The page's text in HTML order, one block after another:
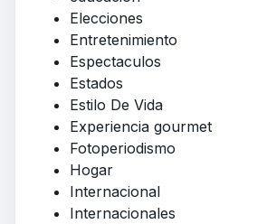
Elecciones
Entretenimiento
Espectaculos
Estados
Estilo De Vida
Experiencia gourmet
Fotoperiodismo
Hogar
Internacional
Internacionales